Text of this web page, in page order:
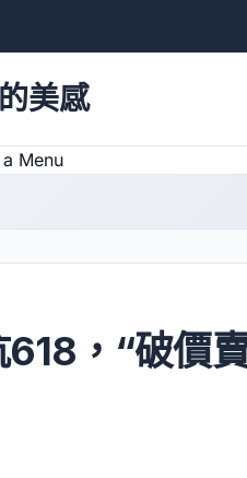
美感
Menu
，“破價